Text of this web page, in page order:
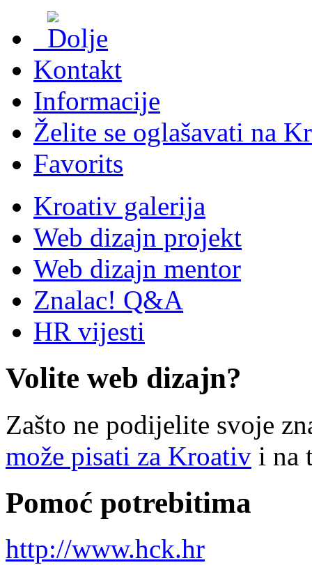
Kontakt
Informacije
Želite se oglašavati na
Favorits
Kroativ galerija
Web dizajn projekt
Web dizajn mentor
Znalac! Q&A
HR vijesti
Volite web dizajn?
Zašto ne podijelite svoje
može pisati za Kroativ i na
Pomoć potrebitima
http://www.hck.hr